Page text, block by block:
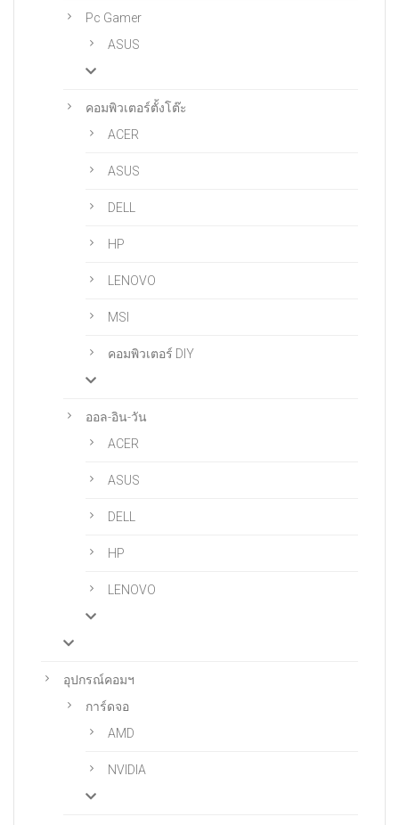
Pc Gamer
ASUS
คอมพิวเตอร์ตั้งโต๊ะ
ACER
ASUS
DELL
HP
LENOVO
MSI
คอมพิวเตอร์ DIY
ออล-อิน-วัน
ACER
ASUS
DELL
HP
LENOVO
อุปกรณ์คอมฯ
การ์ดจอ
AMD
NVIDIA